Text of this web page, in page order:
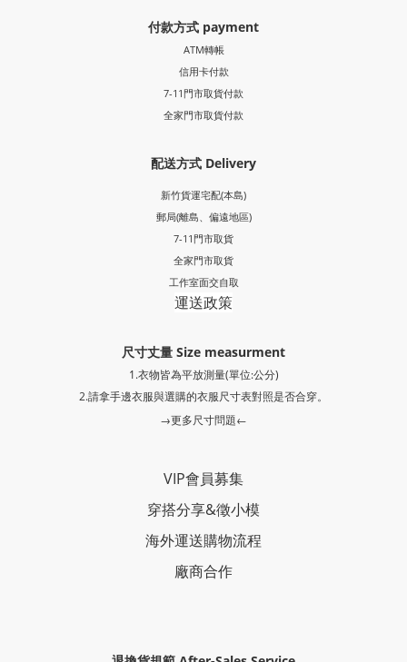
付款方式 payment
ATM轉帳
信用卡付款
7-11門市取貨付款
全家門市取貨付款
配送方式 Delivery
新竹貨運宅配(本島)
郵局(離島、偏遠地區)
7-11門市取貨
全家門市取貨
工作室面交自取
運送政策
尺寸丈量 Size measurment
1.衣物皆為平放測量(單位:公分)
2.請拿手邊衣服與選購的衣服尺寸表對照是否合穿。
→更多尺寸問題←
VIP會員募集
穿搭分享&徵小模
海外運送購物流程
廠商合作